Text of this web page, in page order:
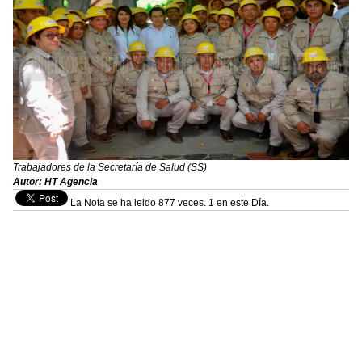
Trabajadores de la Secretaría de Salud (SS)
Autor: HT Agencia
La Nota se ha leido 877 veces. 1 en este Día.